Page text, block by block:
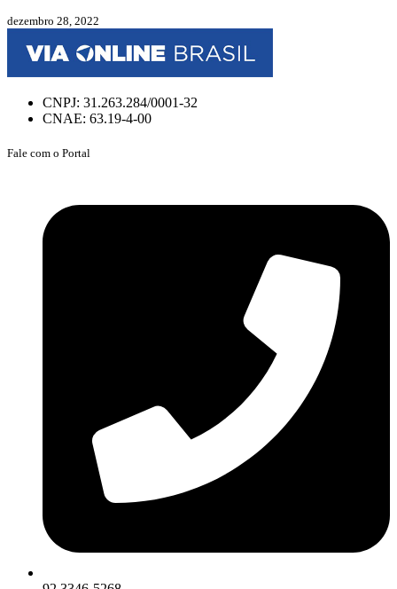
dezembro 28, 2022
CNPJ: 31.263.284/0001-32
CNAE: 63.19-4-00
Fale com o Portal